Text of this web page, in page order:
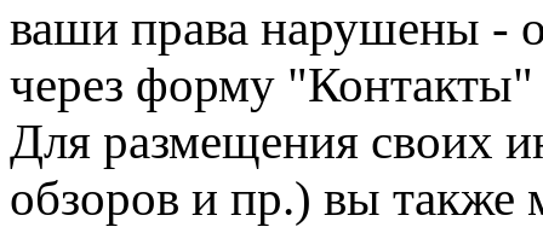
ваши права нарушены -
через форму "Контакты"
Для размещения своих
обзоров и пр.) вы также